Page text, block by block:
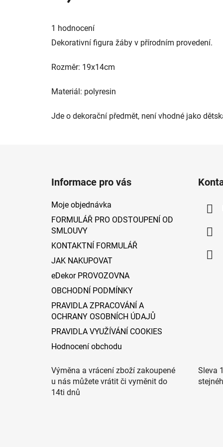
produktu
je
5,0
hvězdiček.
1 hodnocení
Dekorativní figura žáby v přírodním provedení.
Rozměr: 19x14cm
Materiál: polyresin
Jde o dekorační předmět, není vhodné jako
Informace pro vás
Moje objednávka
FORMULÁŘ PRO ODSTOUPENÍ OD
SMLOUVY
KONTAKTNÍ FORMULÁŘ
JAK NAKUPOVAT
eDekor PROVOZOVNA
OBCHODNÍ PODMÍNKY
PRAVIDLA ZPRACOVÁNÍ A
OCHRANY OSOBNÍCH ÚDAJŮ
PRAVIDLA VYUŽÍVÁNÍ COOKIES
Hodnocení obchodu
Výměna a vrácení zboží zakoupené
u nás můžete vrátit či vyměnit do
14ti dnů
Sleva